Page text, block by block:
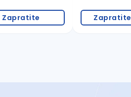
Zapratite Zapratite